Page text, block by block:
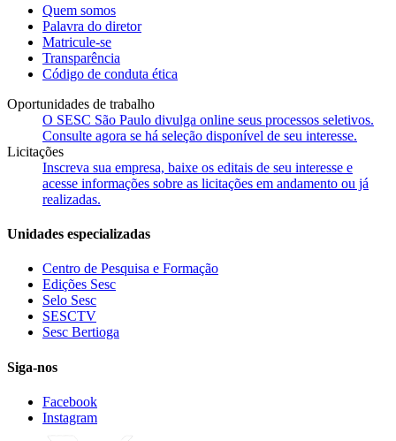
Quem somos
Palavra do diretor
Matricule-se
Transparência
Código de conduta ética
Oportunidades de trabalho
O SESC São Paulo divulga online seus processos seletivos.
Consulte agora se há seleção disponível de seu interesse.
Licitações
Inscreva sua empresa, baixe os editais de seu interesse e
acesse informações sobre as licitações em andamento ou já
realizadas.
Unidades especializadas
Centro de Pesquisa e Formação
Edições Sesc
Selo Sesc
SESCTV
Sesc Bertioga
Siga-nos
Facebook
Instagram